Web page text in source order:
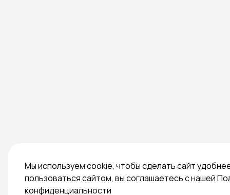
Мы используем cookie, чтобы сделать сайт
пользоваться сайтом, вы соглашаетесь с нашей
конфиденциальности